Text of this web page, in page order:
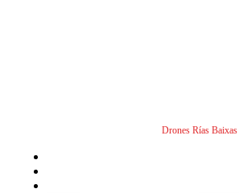
Drones Rías Baixas